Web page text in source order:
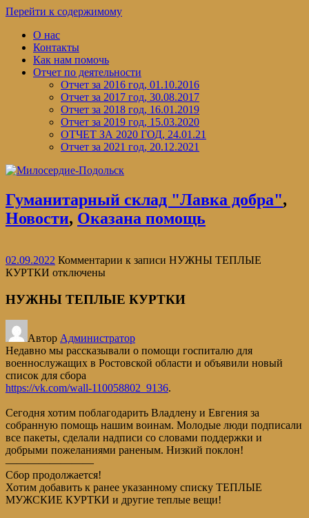
Перейти к содержимому
О нас
Контакты
Как нам помочь
Отчет по деятельности
Отчет за 2016 год, 01.10.2016
Отчет за 2017 год, 30.08.2017
Отчет за 2018 год, 16.01.2019
Отчет за 2019 год, 15.03.2020
ОТЧЕТ ЗА 2020 ГОД, 24.01.21
Отчет за 2021 год, 20.12.2021
Гуманитарный склад "Лавка добра",
Новости, Оказана помощь
02.09.2022 Комментарии к записи НУЖНЫ ТЕПЛЫЕ
КУРТКИ отключены
НУЖНЫ ТЕПЛЫЕ КУРТКИ
Автор Администратор
Недавно мы рассказывали о помощи госпиталю для
военнослужащих в Ростовской области и объявили новый
список для сбора
https://vk.com/wall-110058802_9136.
Сегодня хотим поблагодарить Владлену и Евгения за
собранную помощь нашим воинам. Молодые люди подписали
все пакеты, сделали надписи со словами поддержки и
добрыми пожеланиями раненым. Низкий поклон!
————————
Сбор продолжается!
Хотим добавить к ранее указанному списку ТЕПЛЫЕ
МУЖСКИЕ КУРТКИ и другие теплые вещи!